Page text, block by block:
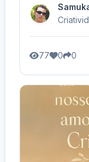
77 0 0